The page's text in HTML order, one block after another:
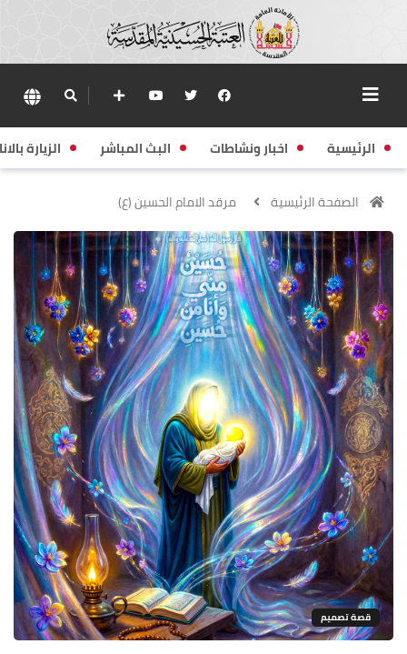
الرئيسية اخبار ونشاطات البث المباشر الزيارة
الصفحة الرئيسية مرقد الامام الحسين (ع)
قصة تصميم